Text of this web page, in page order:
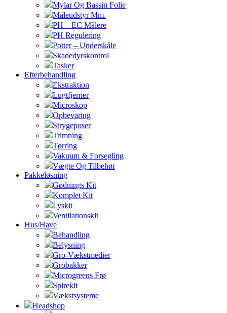
Mylar Og Bassin Folie
Måleudstyr Mm.
PH – EC Målere
PH Regulering
Potter – Underskåle
Skadedyrskontrol
Tasker
Efterbehandling
Ekstraktion
Lugtfjerner
Microskop
Opbevaring
Strygeposer
Trimning
Tørring
Vakuum & Forsegling
Vægte Og Tilbehør
Pakkeløsning
Gødnings Kit
Komplet Kit
Lyskit
Ventilationskit
Hus/Have
Behandling
Belysning
Gro-Vækstmedier
Grobakker
Microgreens Frø
Spirekit
Vækstsysteme
Headshop